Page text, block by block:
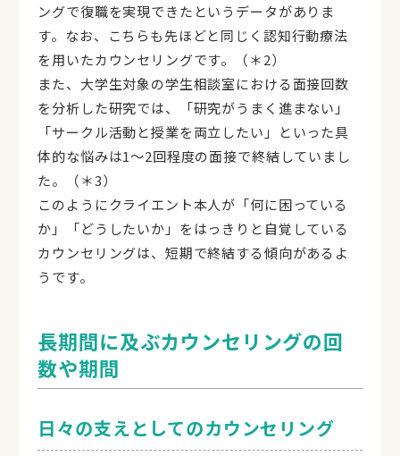
ングで復職を実現できたというデータがありま
す。なお、こちらも先ほどと同じく認知行動療法
を用いたカウンセリングです。（＊2）
また、大学生対象の学生相談室における面接回数
を分析した研究では、「研究がうまく進まない」
「サークル活動と授業を両立したい」といった具
体的な悩みは1～2回程度の面接で終結していまし
た。（＊3）
このようにクライエント本人が「何に困っている
か」「どうしたいか」をはっきりと自覚している
カウンセリングは、短期で終結する傾向があるよ
うです。
長期間に及ぶカウンセリングの回
数や期間
日々の支えとしてのカウンセリング